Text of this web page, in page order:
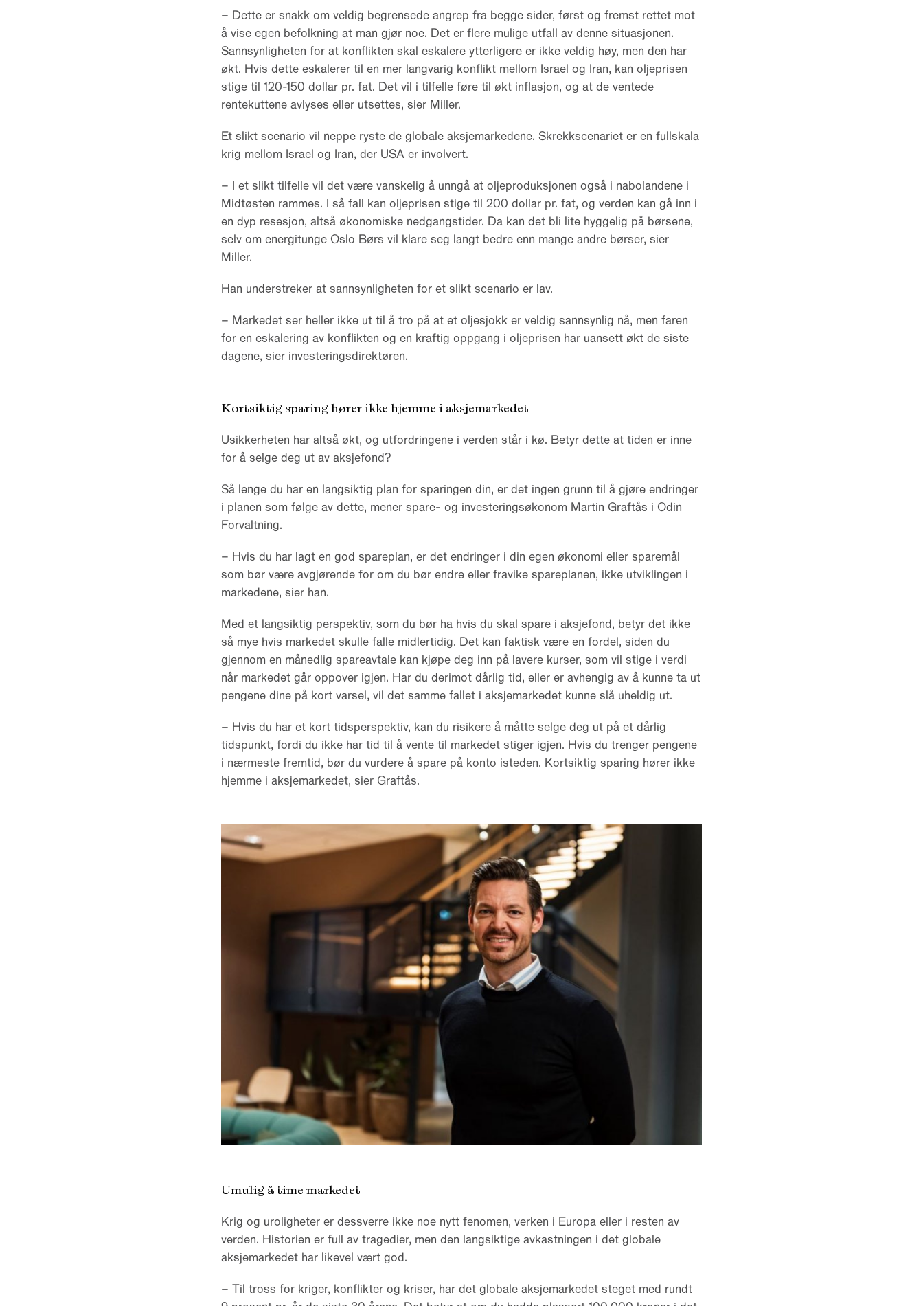
– Dette er snakk om veldig begrensede angrep fra begge sider, først og fremst rettet mot
å vise egen befolkning at man gjør noe. Det er flere mulige utfall av denne situasjonen.
Sannsynligheten for at konflikten skal eskalere ytterligere er ikke veldig høy, men den har
økt. Hvis dette eskalerer til en mer langvarig konflikt mellom Israel og Iran, kan oljeprisen
stige til 120-150 dollar pr. fat. Det vil i tilfelle føre til økt inflasjon, og at de ventede
rentekuttene avlyses eller utsettes, sier Miller.
Et slikt scenario vil neppe ryste de globale aksjemarkedene. Skrekkscenariet er en fullskala
krig mellom Israel og Iran, der USA er involvert.
– I et slikt tilfelle vil det være vanskelig å unngå at oljeproduksjonen også i nabolandene i
Midtøsten rammes. I så fall kan oljeprisen stige til 200 dollar pr. fat, og verden kan gå inn i
en dyp resesjon, altså økonomiske nedgangstider. Da kan det bli lite hyggelig på børsene,
selv om energitunge Oslo Børs vil klare seg langt bedre enn mange andre børser, sier
Miller.
Han understreker at sannsynligheten for et slikt scenario er lav.
– Markedet ser heller ikke ut til å tro på at et oljesjokk er veldig sannsynlig nå, men faren
for en eskalering av konflikten og en kraftig oppgang i oljeprisen har uansett økt de siste
dagene, sier investeringsdirektøren.
Kortsiktig sparing hører ikke hjemme i aksjemarkedet
Usikkerheten har altså økt, og utfordringene i verden står i kø. Betyr dette at tiden er inne
for å selge deg ut av aksjefond?
Så lenge du har en langsiktig plan for sparingen din, er det ingen grunn til å gjøre endringer
i planen som følge av dette, mener spare- og investeringsøkonom Martin Graftås i Odin
Forvaltning.
– Hvis du har lagt en god spareplan, er det endringer i din egen økonomi eller sparemål
som bør være avgjørende for om du bør endre eller fravike spareplanen, ikke utviklingen i
markedene, sier han.
Med et langsiktig perspektiv, som du bør ha hvis du skal spare i aksjefond, betyr det ikke
så mye hvis markedet skulle falle midlertidig. Det kan faktisk være en fordel, siden du
gjennom en månedlig spareavtale kan kjøpe deg inn på lavere kurser, som vil stige i verdi
når markedet går oppover igjen. Har du derimot dårlig tid, eller er avhengig av å kunne ta ut
pengene dine på kort varsel, vil det samme fallet i aksjemarkedet kunne slå uheldig ut.
– Hvis du har et kort tidsperspektiv, kan du risikere å måtte selge deg ut på et dårlig
tidspunkt, fordi du ikke har tid til å vente til markedet stiger igjen. Hvis du trenger pengene
i nærmeste fremtid, bør du vurdere å spare på konto isteden. Kortsiktig sparing hører ikke
hjemme i aksjemarkedet, sier Graftås.
Umulig å time markedet
Krig og uroligheter er dessverre ikke noe nytt fenomen, verken i Europa eller i resten av
verden. Historien er full av tragedier, men den langsiktige avkastningen i det globale
aksjemarkedet har likevel vært god.
– Til tross for kriger, konflikter og kriser, har det globale aksjemarkedet steget med rundt